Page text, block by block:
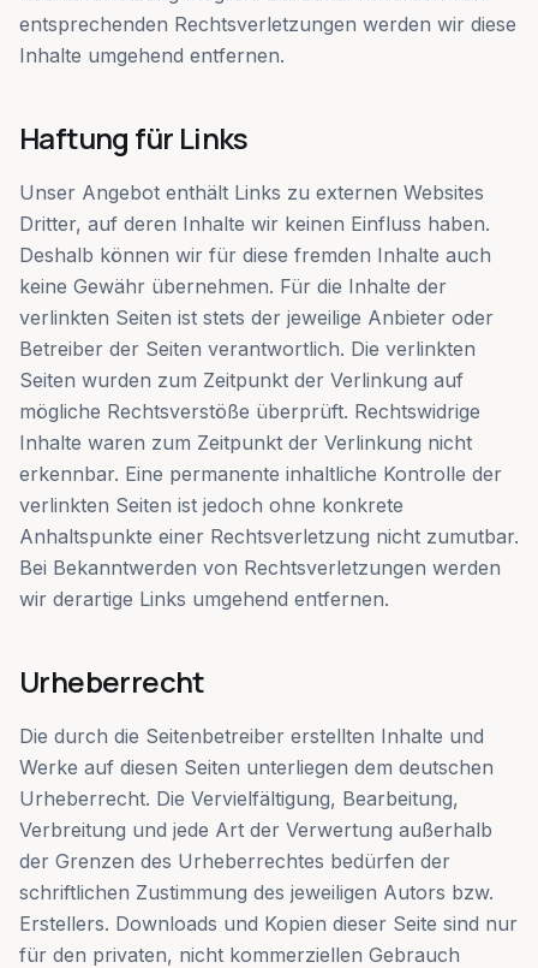
entsprechenden Rechtsverletzungen werden wir diese
Inhalte umgehend entfernen.
Haftung für Links
Unser Angebot enthält Links zu externen Websites
Dritter, auf deren Inhalte wir keinen Einfluss haben.
Deshalb können wir für diese fremden Inhalte auch
keine Gewähr übernehmen. Für die Inhalte der
verlinkten Seiten ist stets der jeweilige Anbieter oder
Betreiber der Seiten verantwortlich. Die verlinkten
Seiten wurden zum Zeitpunkt der Verlinkung auf
mögliche Rechtsverstöße überprüft. Rechtswidrige
Inhalte waren zum Zeitpunkt der Verlinkung nicht
erkennbar. Eine permanente inhaltliche Kontrolle der
verlinkten Seiten ist jedoch ohne konkrete
Anhaltspunkte einer Rechtsverletzung nicht zumutbar.
Bei Bekanntwerden von Rechtsverletzungen werden
wir derartige Links umgehend entfernen.
Urheberrecht
Die durch die Seitenbetreiber erstellten Inhalte und
Werke auf diesen Seiten unterliegen dem deutschen
Urheberrecht. Die Vervielfältigung, Bearbeitung,
Verbreitung und jede Art der Verwertung außerhalb
der Grenzen des Urheberrechtes bedürfen der
schriftlichen Zustimmung des jeweiligen Autors bzw.
Erstellers. Downloads und Kopien dieser Seite sind nur
für den privaten, nicht kommerziellen Gebrauch